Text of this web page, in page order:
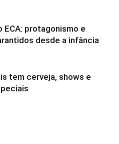
ECA: protagonismo e
desde a infância
tem cerveja, shows e